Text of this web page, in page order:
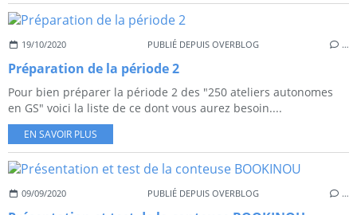
19/10/2020 PUBLIÉ DEPUIS OVERBLOG …
Préparation de la période 2
Pour bien préparer la période 2 des "250 ateliers autonomes
en GS" voici la liste de ce dont vous aurez besoin....
EN SAVOIR PLUS
09/09/2020 PUBLIÉ DEPUIS OVERBLOG …